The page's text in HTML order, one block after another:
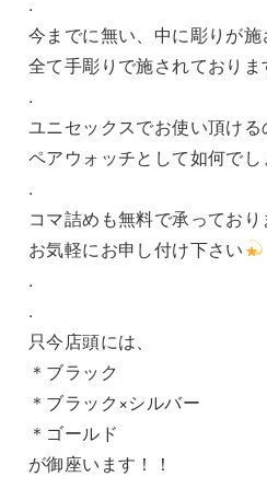
今までに無い、中に彫りが
全て手彫りで施されており
.
ユニセックスでお使い頂ける
ペアウォッチとして如何でし
.
コマ詰めも無料で承ってお
お気軽にお申し付け下さい
.
.
只今店頭には、
＊ブラック
＊ブラック×シルバー
＊ゴールド
が御座います！！